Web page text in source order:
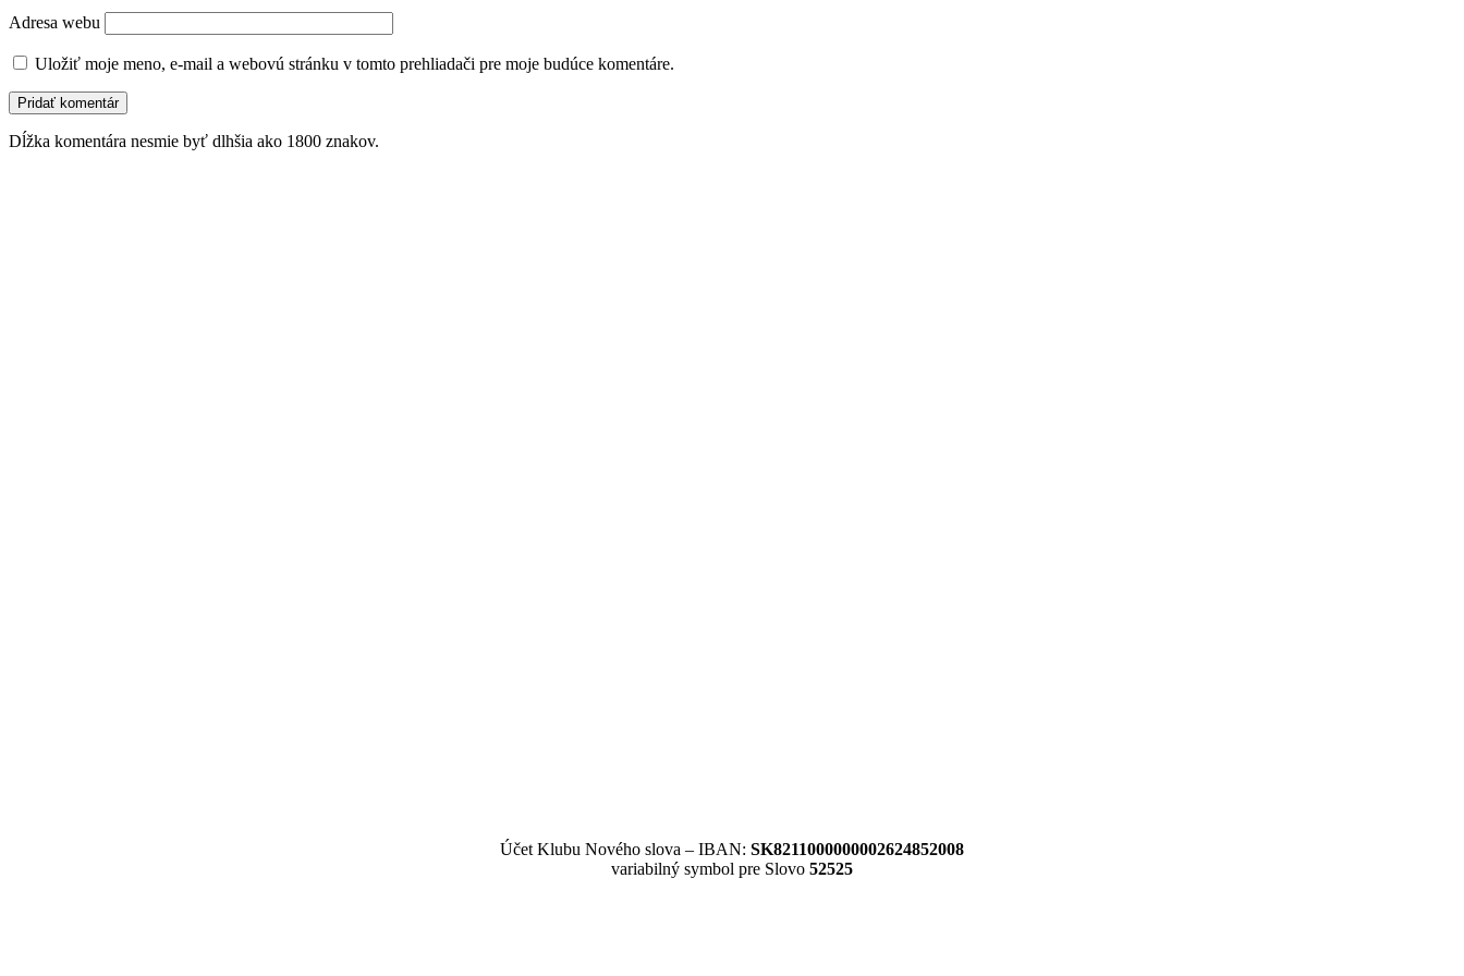
Adresa webu
Uložiť moje meno, e-mail a webovú stránku v tomto prehliadači pre moje budúce komentáre.
Dĺžka komentára nesmie byť dlhšia ako 1800 znakov.
Účet Klubu Nového slova – IBAN: SK8211000000002624852008
variabilný symbol pre Slovo 52525